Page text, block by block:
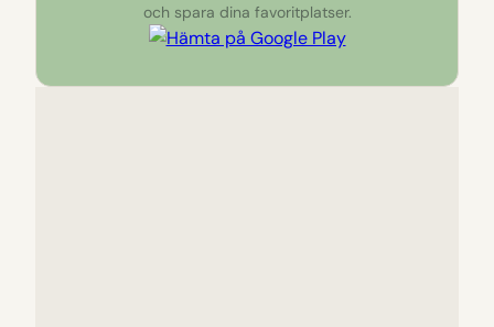
och spara dina favoritplatser.